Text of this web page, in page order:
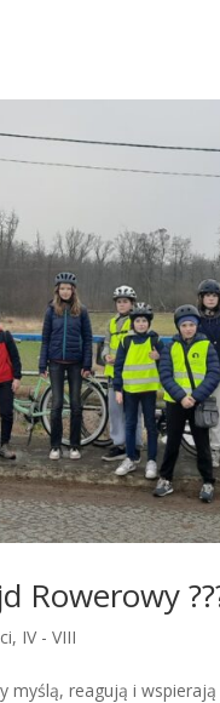
Rowerowy
, IV - VIII
reagują i